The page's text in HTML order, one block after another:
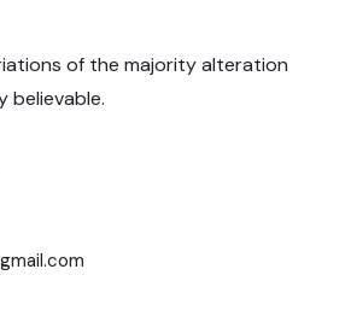
of the majority alteration
believable.